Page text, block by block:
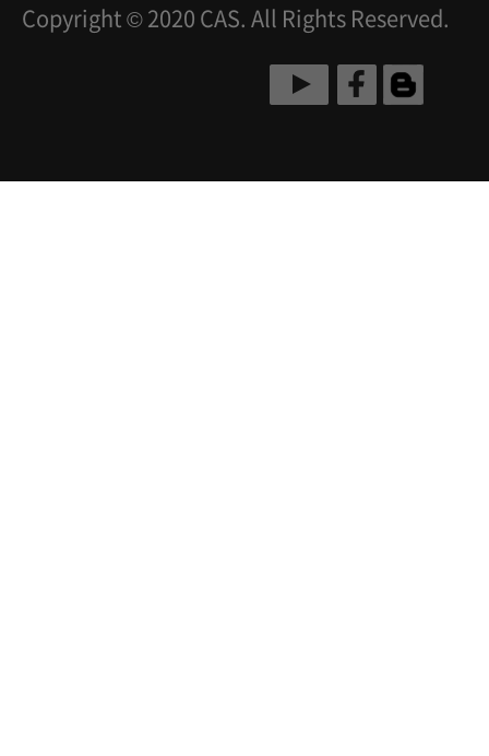
Copyright © 2020 CAS. All Rights Reserved.